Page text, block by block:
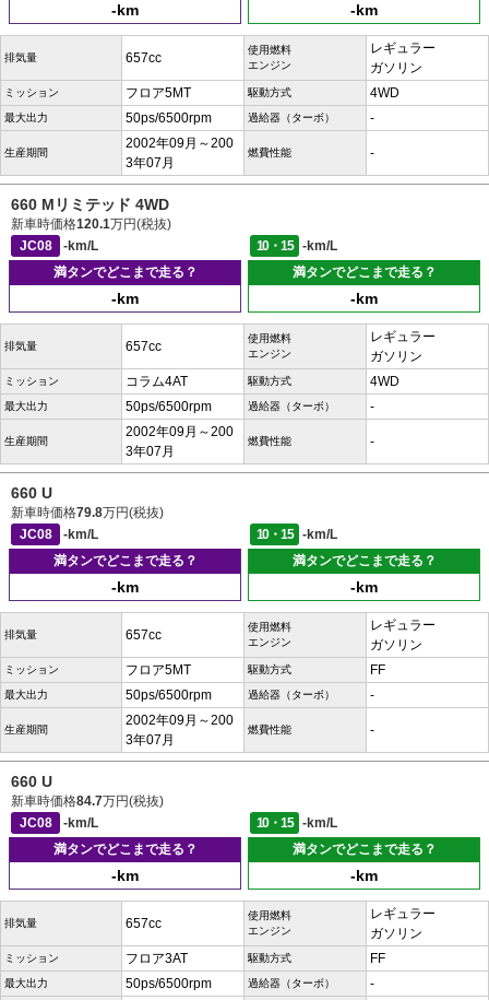
-km -km
排気量 657cc
使用燃料
エンジン
レギュラー
ガソリン
ミッション フロア5MT 駆動方式 4WD
最大出力 50ps/6500rpm 過給器（ターボ） -
生産期間
2002年09月～200
3年07月
燃費性能 -
660 Mリミテッド 4WD
新車時価格120.1万円(税抜)
JC08
-km/L 10・15
-km/L
満タンでどこまで走る？
-km
満タンでどこまで走る？
-km
排気量 657cc
使用燃料
エンジン
レギュラー
ガソリン
ミッション コラム4AT 駆動方式 4WD
最大出力 50ps/6500rpm 過給器（ターボ） -
生産期間
2002年09月～200
3年07月
燃費性能 -
660 U
新車時価格79.8万円(税抜)
JC08
-km/L 10・15
-km/L
満タンでどこまで走る？
-km
満タンでどこまで走る？
-km
排気量 657cc
使用燃料
エンジン
レギュラー
ガソリン
ミッション フロア5MT 駆動方式 FF
最大出力 50ps/6500rpm 過給器（ターボ） -
生産期間
2002年09月～200
3年07月
燃費性能 -
660 U
新車時価格84.7万円(税抜)
JC08
-km/L 10・15
-km/L
満タンでどこまで走る？
-km
満タンでどこまで走る？
-km
排気量 657cc
使用燃料
エンジン
レギュラー
ガソリン
ミッション フロア3AT 駆動方式 FF
最大出力 50ps/6500rpm 過給器（ターボ） -